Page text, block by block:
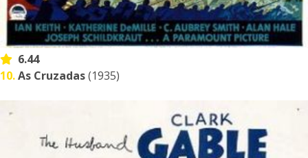
6.44
10.As Cruzadas(1935)